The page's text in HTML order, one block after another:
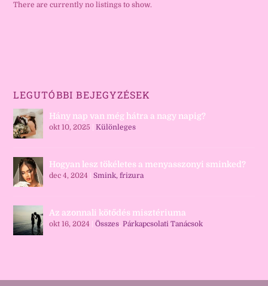
There are currently no listings to show.
LEGUTÓBBI BEJEGYZÉSEK
Hány nap van még hátra a nagy napig?
okt 10, 2025 |Különleges
Hogyan lesz tökéletes a menyasszonyi sminked?
dec 4, 2024 |Smink, frizura
Az azonnali kötődés misztériuma
okt 16, 2024 |Összes,Párkapcsolati Tanácsok